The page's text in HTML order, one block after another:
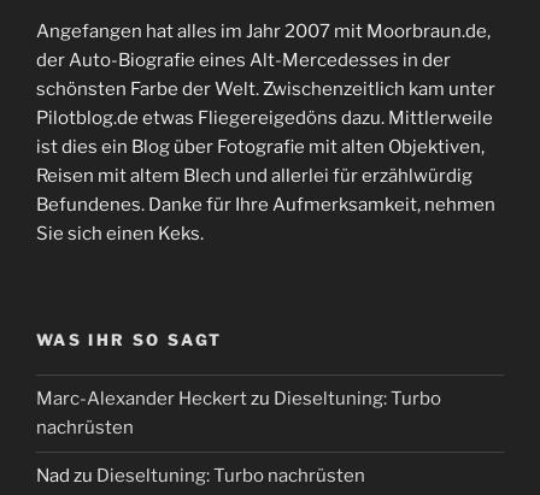
Angefangen hat alles im Jahr 2007 mit Moorbraun.de,
der Auto-Biografie eines Alt-Mercedesses in der
schönsten Farbe der Welt. Zwischenzeitlich kam unter
Pilotblog.de etwas Fliegereigedöns dazu. Mittlerweile
ist dies ein Blog über Fotografie mit alten Objektiven,
Reisen mit altem Blech und allerlei für erzählwürdig
Befundenes. Danke für Ihre Aufmerksamkeit, nehmen
Sie sich einen Keks.
WAS IHR SO SAGT
Marc-Alexander Heckertzu Dieseltuning: Turbo
nachrüsten
Nad zu Dieseltuning: Turbo nachrüsten